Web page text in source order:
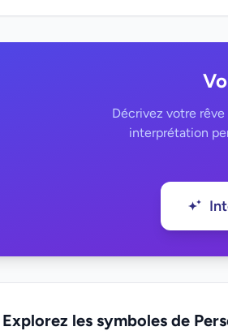
Décrivez votre
interprétation
Explorez les symboles de